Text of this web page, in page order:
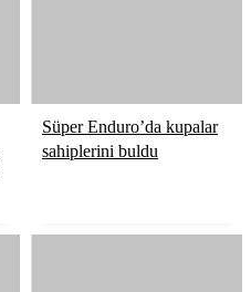
Süper Enduro’da kupalar
sahiplerini buldu